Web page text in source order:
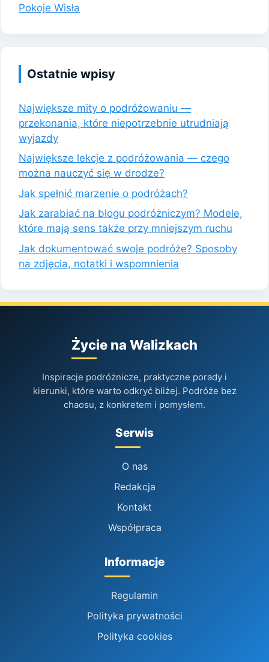
Pokoje Wisła
Ostatnie wpisy
Największe mity o podróżowaniu —
przekonania, które niepotrzebnie utrudniają
wyjazdy
Największe lekcje z podróżowania — czego
można nauczyć się w drodze?
Jak spełnić marzenie o podróżach?
Jak zarabiać na blogu podróżniczym? Modele,
które mają sens także przy mniejszym ruchu
Jak dokumentować swoje podróże? Sposoby
na zdjęcia, notatki i wspomnienia
Życie na Walizkach
Inspiracje podróżnicze, praktyczne porady i
kierunki, które warto odkryć bliżej. Podróże bez
chaosu, z konkretem i pomysłem.
Serwis
O nas
Redakcja
Kontakt
Współpraca
Informacje
Regulamin
Polityka prywatności
Polityka cookies